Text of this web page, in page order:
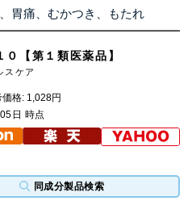
胃痛、むかつき、もたれ
同成分製品検索
０【第１類医薬品】
スケア
価格: 1,028円
日 時点